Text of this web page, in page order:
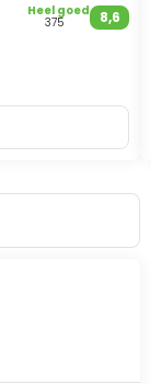
8,6
Heel goed
375